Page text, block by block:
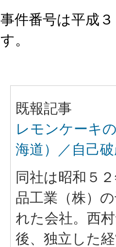
事件番号は平成
す。
既報記事
レモンケーキ
海道）／自己
同社は昭和５
品工業（株）
れた会社。西
後、独立した